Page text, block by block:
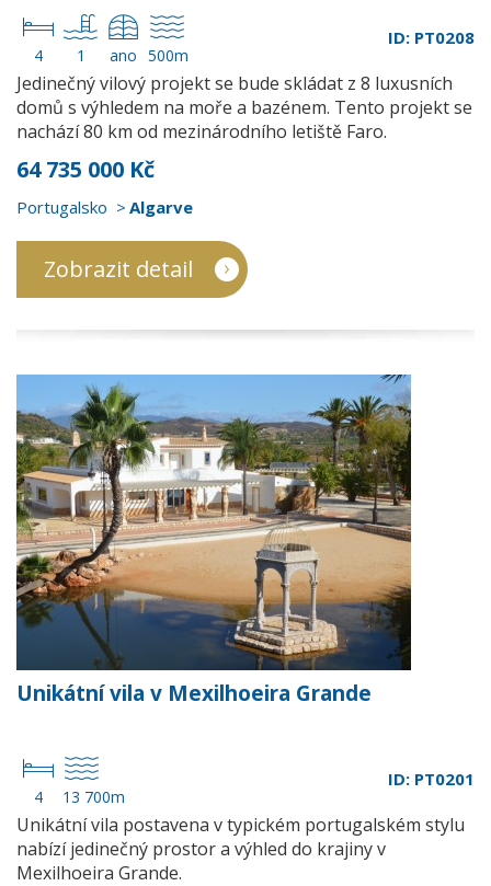
4 1 ano 500m
ID: PT0208
Jedinečný vilový projekt se bude skládat z 8 luxusních
domů s výhledem na moře a bazénem. Tento projekt se
nachází 80 km od mezinárodního letiště Faro.
64 735 000 Kč
Portugalsko Algarve
Zobrazit detail
Unikátní vila v Mexilhoeira Grande
4 13 700m
ID: PT0201
Unikátní vila postavena v typickém portugalském stylu
nabízí jedinečný prostor a výhled do krajiny v
Mexilhoeira Grande.